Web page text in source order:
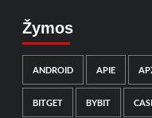
Žymos
ANDROID APIE
BITGET BYBIT